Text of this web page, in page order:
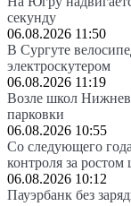
секунду
06.08.2026 11:50
В Сургуте
электроскутером
06.08.2026 11:19
Возле школ
парковки
06.08.2026 10:55
Со следующего
контроля за
06.08.2026 10:12
Пауэрбанк без